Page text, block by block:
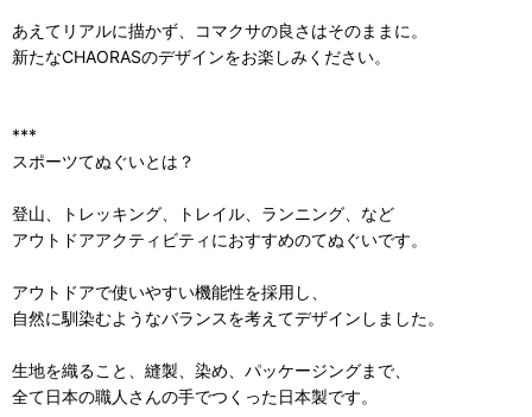
あえてリアルに描かず、コマクサの良さはそのままに。
新たなCHAORASのデザインをお楽しみください。
***
スポーツてぬぐいとは？
登山、トレッキング、トレイル、ランニング、など
アウトドアアクティビティにおすすめのてぬぐいです。
アウトドアで使いやすい機能性を採用し、
自然に馴染むようなバランスを考えてデザインしました。
生地を織ること、縫製、染め、パッケージングまで、
全て日本の職人さんの手でつくった日本製です。